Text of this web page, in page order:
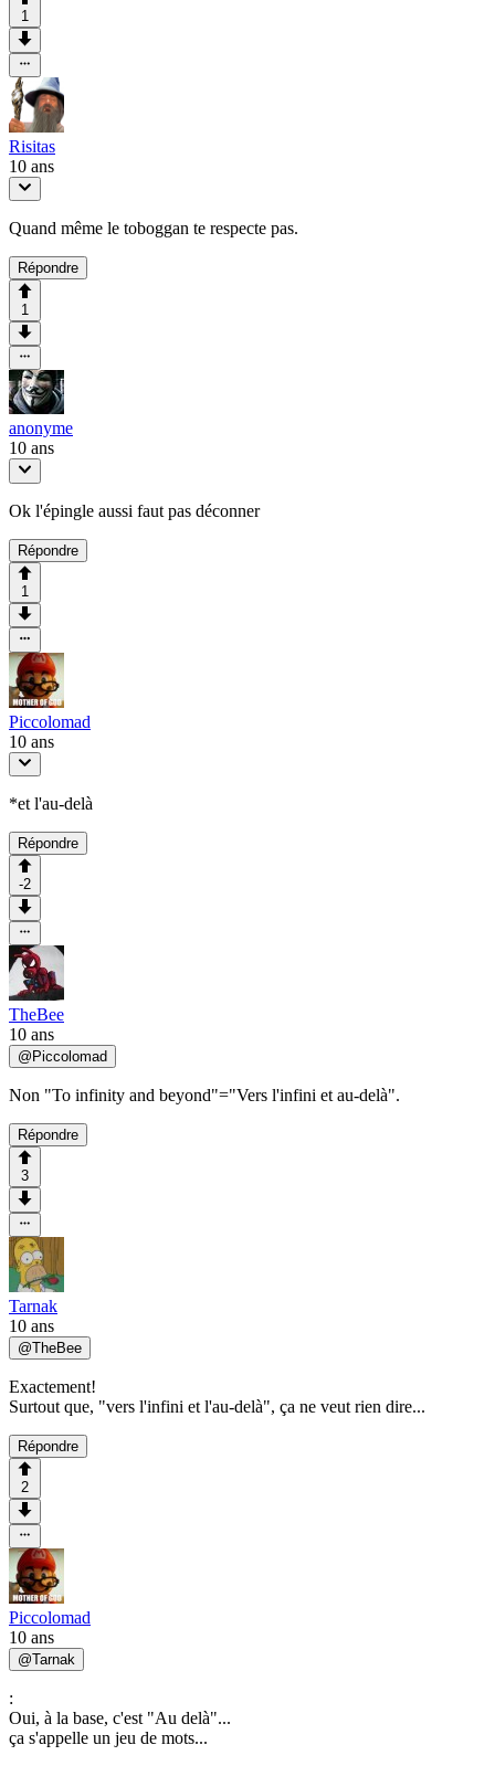
1
Risitas
10 ans
Quand même le toboggan te respecte pas.
Répondre
1
anonyme
10 ans
Ok l'épingle aussi faut pas déconner
Répondre
1
Piccolomad
10 ans
*et l'au-delà
Répondre
-2
TheBee
10 ans
@ Piccolomad
Non "To infinity and beyond"="Vers l'infini et au-delà".
Répondre
3
Tarnak
10 ans
@TheBee
Exactement!
Surtout que, "vers l'infini et l'au-delà", ça ne veut rien dire...
Répondre
2
Piccolomad
10 ans
@Tarnak
:
Oui, à la base, c'est "Au delà"...
ça s'appelle un jeu de mots...